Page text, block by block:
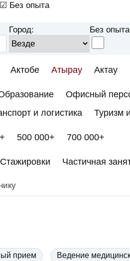
☑ Без опыта
Город: Без опыта
Актобе Атырау Актау
Офисный
и логистика Туризм
500 000+ 700 000+
Стажировки Частичная
прием Ведение